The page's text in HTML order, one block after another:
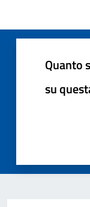
Quanto
su